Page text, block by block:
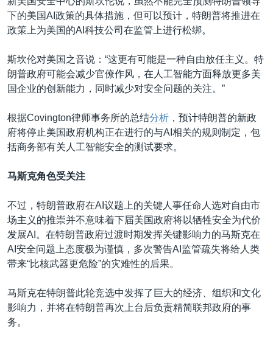
下的美国AI政策的具体措施，但可以预计，特朗普将推进在
政策上为美国的AI科技公司在监管上进行松绑。
斯坎伦对美国之音说：“这更有可能是一种自由放任主义。特
朗普政府可能会减少官僚作风，在人工智能方面释放更多美
国企业的创新能力，同时减少对安全问题的关注。”
根据Covington律师事务所的总结分析 ，预计特朗普的新政
府将停止美国政府机构正在进行的与AI相关的规则制定，包
括商务部有关人工智能安全的测试要求。
马斯克角色受关注
不过，特朗普政府在AI议题上的关键人事任命人选对自由市
场主义的推崇并不意味着下届美国政府将以牺牲安全为代价
发展AI。在特朗普政府过渡时期发挥关键影响力的马斯克在
AI安全问题上态度极为谨慎，多次警告AI监管疏失将给人类
带来“比核武器更危险”的灾难性的后果。
马斯克在特朗普此轮竞选中发挥了巨大的经济、组织和文化
影响力，并将在特朗普再次上台后负责精简联邦政府的事
务。